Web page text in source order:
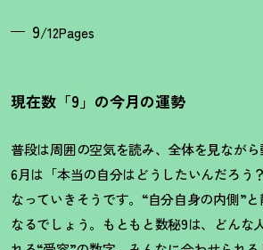
9/12Pages
現在数「9」の今月の運勢
普段は周囲の空気を読み、全体を見ながら
6月は「本当の自分はどうしたいんだろう ？
なっていきそうです。“自分自身の内側”
なるでしょう。もともと数秘9は、どんな